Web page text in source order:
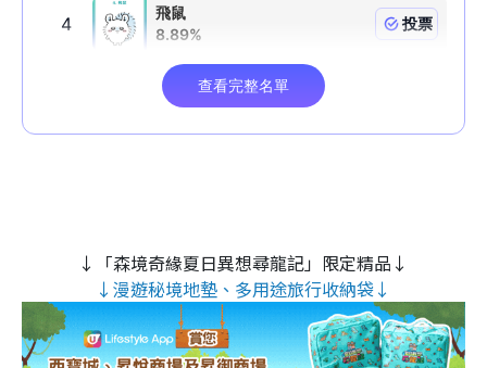
↓「森境奇緣夏日異想尋龍記」限定精品↓
↓漫遊秘境地墊、多用途旅行收納袋↓